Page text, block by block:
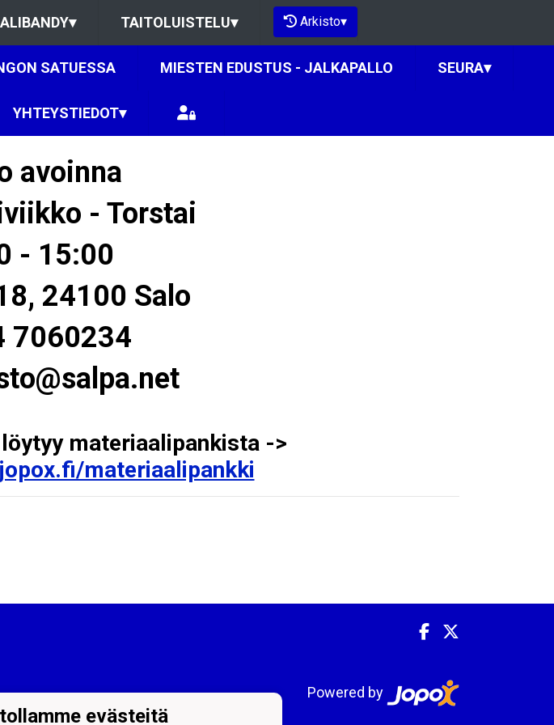
▾ TAITOLUISTELU▾ Arkisto▾
SATUESSA MIESTEN EDUSTUS - JALKAPALLO SEURA▾
YHTEYSTIEDOT▾
avoinna
- Torstai
- 15:00
24100 Salo
7060234
materiaalipankista ->
materiaalipankki
Powered by
evästeitä